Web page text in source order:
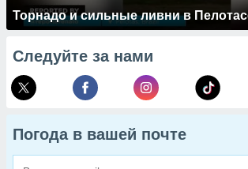
Торнадо и сильные ливни в
Следуйте за нами
Погода в вашей почте